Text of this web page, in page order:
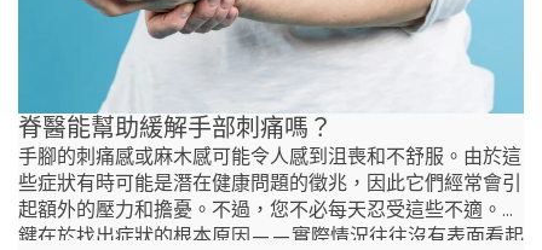
脊醫能幫助緩解手部刺痛嗎？
手腳的刺痛感或麻木感可能令人感到沮喪和不舒服。由於這
些症狀有時可能是潛在健康問題的徵兆，因此它們經常會引
起額外的壓力和擔憂。不過，您不必每天忍受這些不適。關
鍵在於找出症狀的根本原因——實際情況往往沒有表面看起